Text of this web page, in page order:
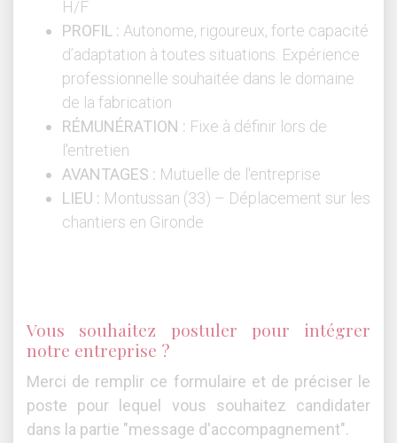
H/F
PROFIL : Autonome, rigoureux, forte capacité
d’adaptation à toutes situations. Expérience
professionnelle souhaitée dans le domaine
de la fabrication
RÉMUNÉRATION : Fixe à définir lors de
l'entretien
AVANTAGES : Mutuelle de l'entreprise
LIEU : Montussan (33) – Déplacement sur les
chantiers en Gironde
Vous souhaitez postuler pour intégrer
notre entreprise ?
Merci de remplir ce formulaire et de préciser le
poste pour lequel vous souhaitez candidater
dans la partie "message d'accompagnement".